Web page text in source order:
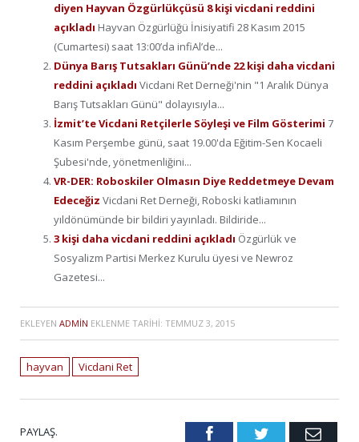
diyen Hayvan Özgürlükçüsü 8 kişi vicdani reddini
açıkladı Hayvan Özgürlüğü İnisiyatifi 28 Kasım 2015
(Cumartesi) saat 13:00’da infiAl’de...
Dünya Barış Tutsakları Günü’nde 22 kişi daha vicdani
reddini açıkladı Vicdani Ret Derneği'nin "1 Aralık Dünya
Barış Tutsakları Günü" dolayısıyla...
İzmit’te Vicdani Retçilerle Söyleşi ve Film Gösterimi 7
Kasım Perşembe günü, saat 19.00'da Eğitim-Sen Kocaeli
Şubesi'nde, yönetmenliğini...
VR-DER: Roboskiler Olmasın Diye Reddetmeye Devam
Edeceğiz Vicdani Ret Derneği, Roboski katliamının
yıldönümünde bir bildiri yayınladı. Bildiride...
3 kişi daha vicdani reddini açıkladı Özgürlük ve
Sosyalizm Partisi Merkez Kurulu üyesi ve Newroz
Gazetesi...
EKLEYEN ADMIN EKLENME TARIHI: TEMMUZ 3, 2015
hayvan Vicdani Ret
PAYLAŞ. FacebookTwitter Email